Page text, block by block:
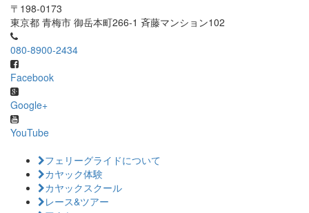
〒198-0173
東京都 青梅市 御岳本町266-1 斉藤マンション102
080-8900-2434
Facebook
Google+
YouTube
フェリーグライドについて
カヤック体験
カヤックスクール
レース&ツアー